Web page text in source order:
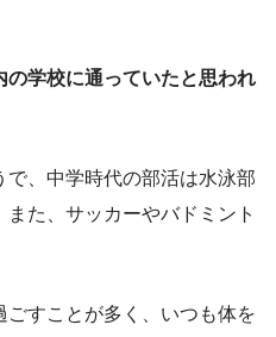
学校に通っていたと思われ
、中学時代の部活は水泳部
た、サッカーやバドミント
すことが多く、いつも体を